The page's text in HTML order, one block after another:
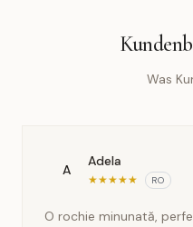
Was
A
Adela
★★★★★ RO
O rochie minunată,